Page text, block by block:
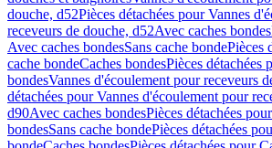
douche, d52Pièces détachées pour Vannes
receveurs de douche, d52Avec caches bondes
Avec caches bondesSans cache bondePièces
cache bondeCaches bondesPièces détachées
bondesVannes d'écoulement pour receveurs
détachées pour Vannes d'écoulement pour
d90Avec caches bondesPièces détachées
bondesSans cache bondePièces détachées